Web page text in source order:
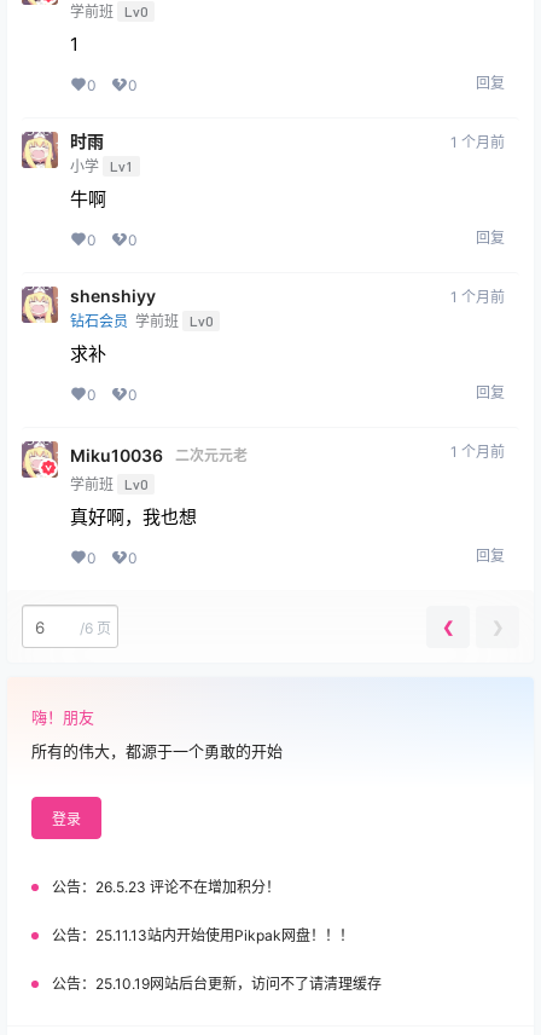
学前班 Lv0
1
0 0 回复
时雨
小学 Lv1
1 个月前
牛啊
0 0 回复
shenshiyy
钻石会员 学前班 Lv0
1 个月前
求补
0 0 回复
Miku10036
二次元元老
学前班 Lv0
1 个月前
真好啊，我也想
0 0 回复
/6 页 ❮ ❯
嗨！朋友
所有的伟大，都源于一个勇敢的开始
登录
公告： 26.5.23 评论不在增加积分！
公告： 25.11.13站内开始使用Pikpak网盘！！！
公告： 25.10.19网站后台更新，访问不了请清理缓存